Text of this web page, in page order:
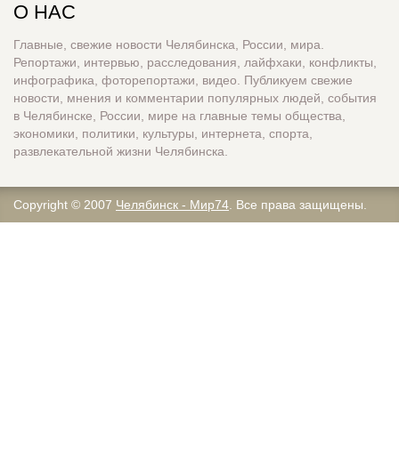
О НАС
Главные, свежие новости Челябинска, России, мира.
Репортажи, интервью, расследования, лайфхаки, конфликты,
инфографика, фоторепортажи, видео. Публикуем свежие
новости, мнения и комментарии популярных людей, события
в Челябинске, России, мире на главные темы общества,
экономики, политики, культуры, интернета, спорта,
развлекательной жизни Челябинска.
Copyright © 2007 Челябинск - Мир74 . Все права защищены.